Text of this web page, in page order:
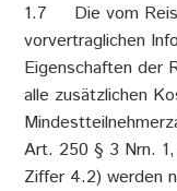
1.7 Die vom
vorvertraglichen
Eigenschaften der
alle zusätzlichen
Art. 250 § 3 Nrn.
Ziffer 4.2) werden